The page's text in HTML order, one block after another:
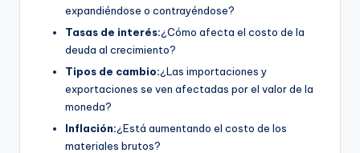
expandiéndose o contrayéndose?
Tasas de interés:¿Cómo afecta el costo de la
deuda al crecimiento?
Tipos de cambio:¿Las importaciones y
exportaciones se ven afectadas por el valor de la
moneda?
Inflación:¿Está aumentando el costo de los
materiales brutos?